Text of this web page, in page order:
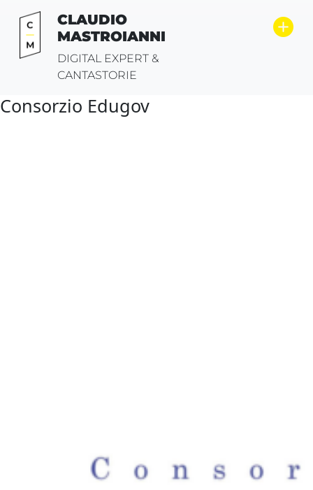
contenuto
CLAUDIO
MASTROIANNI
DIGITAL EXPERT &
CANTASTORIE
Consorzio Edugov